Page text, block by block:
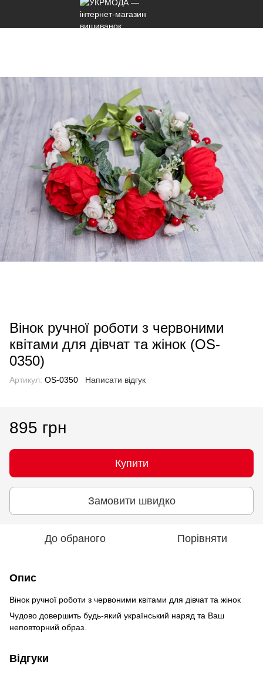
Вінок ручної роботи з червоними
квітами для дівчат та жінок (OS-
0350)
Артикул: OS-0350 Написати відгук
895 грн
Купити
Замовити швидко
До обраного Порівняти
Опис
Вінок ручної роботи з червоними квітами для дівчат та жінок
Чудово довершить будь-який український наряд та Ваш
неповторний образ.
Відгуки